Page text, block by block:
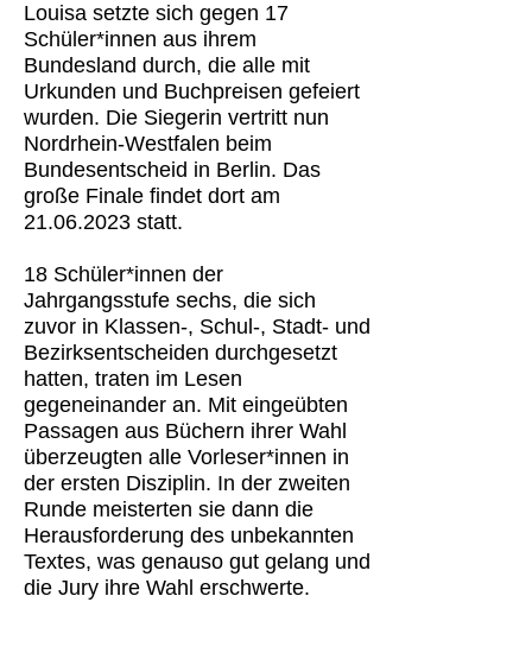
Louisa setzte sich gegen 17
Schüler*innen aus ihrem
Bundesland durch, die alle mit
Urkunden und Buchpreisen gefeiert
wurden. Die Siegerin vertritt nun
Nordrhein-Westfalen beim
Bundesentscheid in Berlin. Das
große Finale findet dort am
21.06.2023 statt.
18 Schüler*innen der
Jahrgangsstufe sechs, die sich
zuvor in Klassen-, Schul-, Stadt- und
Bezirksentscheiden durchgesetzt
hatten, traten im Lesen
gegeneinander an. Mit eingeübten
Passagen aus Büchern ihrer Wahl
überzeugten alle Vorleser*innen in
der ersten Disziplin. In der zweiten
Runde meisterten sie dann die
Herausforderung des unbekannten
Textes, was genauso gut gelang und
die Jury ihre Wahl erschwerte.